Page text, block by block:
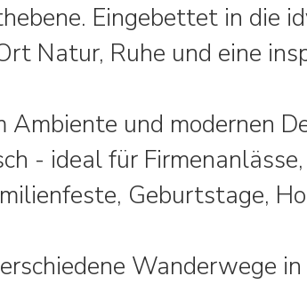
Eingebettet in die
Natur, Ruhe und eine
und modernen
- ideal für
Geburtstage,
Wanderwege